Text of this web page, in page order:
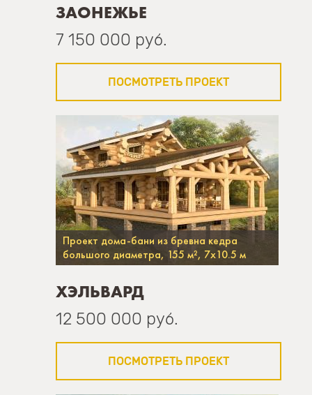
ЗАОНЕЖЬЕ
7 150 000 руб.
ПОСМОТРЕТЬ ПРОЕКТ
Проект дома-бани из бревна кедра
большого диаметра, 155 м², 7х10.5 м
ХЭЛЬВАРД
12 500 000 руб.
ПОСМОТРЕТЬ ПРОЕКТ